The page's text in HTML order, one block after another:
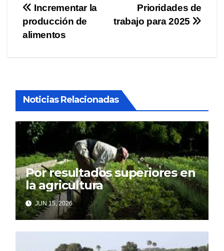
Navegación
de
Prioridades de
trabajo para 2025
Incrementar la
producción de
alimentos
Noticias Relacionadas
Por resultados superiores en
la agricultura
JUN 15, 2026